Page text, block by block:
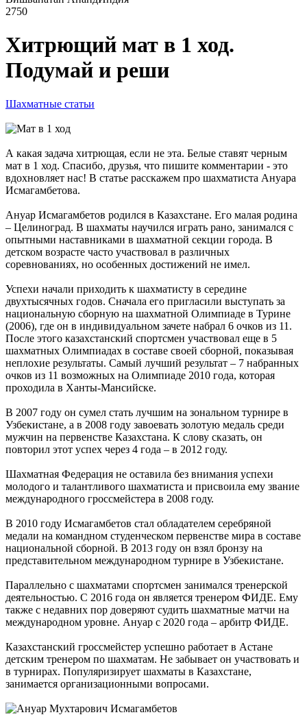
2750
Хитрющий мат в 1 ход.
Подумай и реши
Шахматные статьи
А какая задача хитрющая, если не эта. Белые ставят черным
мат в 1 ход. Спасибо, друзья, что пишите комментарии - это
вдохновляет нас! В статье расскажем про шахматиста Ануара
Исмагамбетова.
Ануар Исмагамбетов родился в Казахстане. Его малая родина
– Целиноград. В шахматы научился играть рано, занимался с
опытными наставниками в шахматной секции города. В
детском возрасте часто участвовал в различных
соревнованиях, но особенных достижений не имел.
Успехи начали приходить к шахматисту в середине
двухтысячных годов. Сначала его пригласили выступать за
национальную сборную на шахматной Олимпиаде в Турине
(2006), где он в индивидуальном зачете набрал 6 очков из 11.
После этого казахстанский спортсмен участвовал еще в 5
шахматных Олимпиадах в составе своей сборной, показывая
неплохие результаты. Самый лучший результат – 7 набранных
очков из 11 возможных на Олимпиаде 2010 года, которая
проходила в Ханты-Мансийске.
В 2007 году он сумел стать лучшим на зональном турнире в
Узбекистане, а в 2008 году завоевать золотую медаль среди
мужчин на первенстве Казахстана. К слову сказать, он
повторил этот успех через 4 года – в 2012 году.
Шахматная Федерация не оставила без внимания успехи
молодого и талантливого шахматиста и присвоила ему звание
международного гроссмейстера в 2008 году.
В 2010 году Исмагамбетов стал обладателем серебряной
медали на командном студенческом первенстве мира в составе
национальной сборной. В 2013 году он взял бронзу на
представительном международном турнире в Узбекистане.
Параллельно с шахматами спортсмен занимался тренерской
деятельностью. С 2016 года он является тренером ФИДЕ. Ему
также с недавних пор доверяют судить шахматные матчи на
международном уровне. Ануар с 2020 года – арбитр ФИДЕ.
Казахстанский гроссмейстер успешно работает в Астане
детским тренером по шахматам. Не забывает он участвовать и
в турнирах. Популяризирует шахматы в Казахстане,
занимается организационными вопросами.